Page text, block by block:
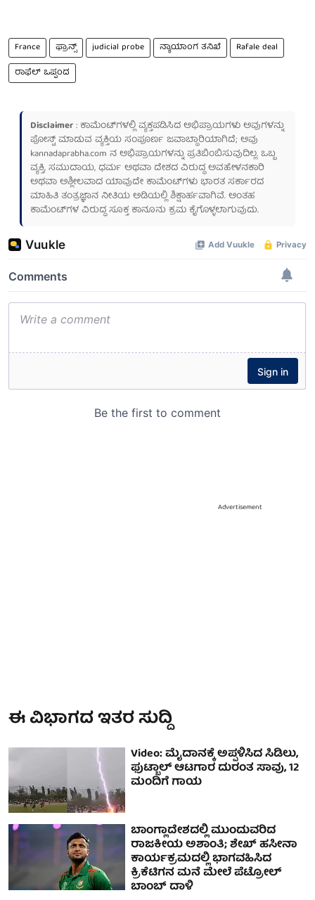
France ಫ್ರಾನ್ಸ್ judicial probe ನ್ಯಾಯಾಂಗ ತನಿಖೆ
Rafale deal
ರಾಫೆಲ್ ಒಪ್ಪಂದ
Disclaimer: ಕಾಮೆಂಟ್‌ಗಳಲ್ಲಿ ವ್ಯಕ್ತಪಡಿಸಿದ ಅಭಿಪ್ರಾಯಗಳು ಅವುಗಳನ್ನು
ಪೋಸ್ಟ್ ಮಾಡುವ ವ್ಯಕ್ತಿಯ ಸಂಪೂರ್ಣ ಜವಾಬ್ದಾರಿಯಾಗಿದೆ; ಅವು
kannadaprabha.com ನ ಅಭಿಪ್ರಾಯಗಳನ್ನು ಪ್ರತಿಬಿಂಬಿಸುವುದಿಲ್ಲ. ಒಬ್ಬ
ವ್ಯಕ್ತಿ, ಸಮುದಾಯ, ಧರ್ಮ ಅಥವಾ ದೇಶದ ವಿರುದ್ಧ ಅವಹೇಳನಕಾರಿ
ಅಥವಾ ಅಶ್ಲೀಲವಾದ ಯಾವುದೇ ಕಾಮೆಂಟ್‌ಗಳು ಭಾರತ ಸರ್ಕಾರದ
ಮಾಹಿತಿ ತಂತ್ರಜ್ಞಾನ ನೀತಿಯ ಅಡಿಯಲ್ಲಿ ಶಿಕ್ಷಾರ್ಹವಾಗಿವೆ. ಅಂತಹ
ಕಾಮೆಂಟ್‌ಗಳ ವಿರುದ್ಧ ಸೂಕ್ತ ಕಾನೂನು ಕ್ರಮ ಕೈಗೊಳ್ಳಲಾಗುವುದು.
Advertisement
ಈ ವಿಭಾಗದ ಇತರ ಸುದ್ದಿ
Video: ಮೈದಾನಕ್ಕೆ ಅಪ್ಪಳಿಸಿದ ಸಿಡಿಲು,
ಫುಟ್ಬಾಲ್ ಆಟಗಾರ ದುರಂತ ಸಾವು, 12
ಮಂದಿಗೆ ಗಾಯ
ಬಾಂಗ್ಲಾದೇಶದಲ್ಲಿ ಮುಂದುವರಿದ
ರಾಜಕೀಯ ಅಶಾಂತಿ; ಶೇಖ್ ಹಸೀನಾ
ಕಾರ್ಯಕ್ರಮದಲ್ಲಿ ಭಾಗವಹಿಸಿದ
ಕ್ರಿಕೆಟಿಗನ ಮನೆ ಮೇಲೆ ಪೆಟ್ರೋಲ್
ಬಾಂಬ್ ದಾಳಿ